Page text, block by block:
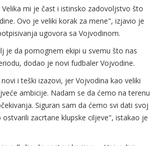
mi je čast i istinsko zadovoljstvo što
Ovo je veliki korak za mene", izjavio je
ugovora sa Vojvodinom.
je da pomognem ekipi u svemu što nas
dodao je novi fudbaler Vojvodine.
i teški izazovi, jer Vojvodina kao veliki
ambicije. Nadam se da ćemo na terenu
Siguran sam da ćemo svi dati svoj
zacrtane klupske ciljeve", istakao je